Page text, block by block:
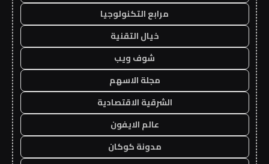
مرابع التكنولوجيا
خيال التقنية
شوف ويب
مجلة الاسهم
الشرقية الاقتصادية
عالم الايفون
مدونة كوكان